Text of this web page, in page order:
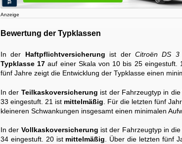
Anzeige
Bewertung der Typklassen
In der Haftpflichtversicherung ist der Citroën DS 3
Typklasse 17 auf einer Skala von 10 bis 25 eingestuft.
fünf Jahre zeigt die Entwicklung der Typklasse einen
In der Teilkaskoversicherung ist der Fahrzeugtyp in
33 eingestuft. 21 ist mittelmäßig . Für die letzten fünf
kleineren Schwankungen insgesamt einen minimalen
In der Vollkaskoversicherung ist der Fahrzeugtyp in die
34 eingestuft. 20 ist mittelmäßig. Über die letzten fünf